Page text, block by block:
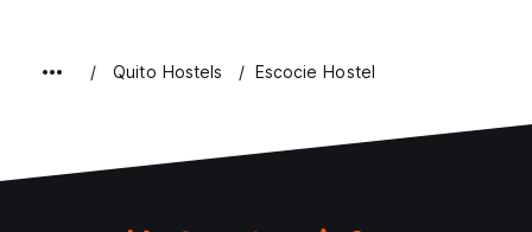
Quito Hostels Escocie Hostel